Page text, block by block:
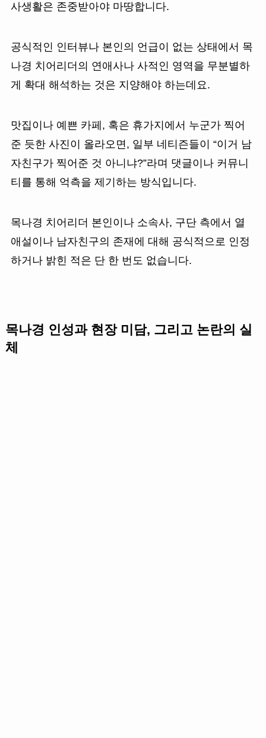
사생활은 존중받아야 마땅합니다.
공식적인 인터뷰나 본인의 언급이 없는 상태에서 목
나경 치어리더의 연애사나 사적인 영역을 무분별하
게 확대 해석하는 것은 지양해야 하는데요.
맛집이나 예쁜 카페, 혹은 휴가지에서 누군가 찍어
준 듯한 사진이 올라오면, 일부 네티즌들이 “이거 남
자친구가 찍어준 것 아니냐?”라며 댓글이나 커뮤니
티를 통해 억측을 제기하는 방식입니다.
목나경 치어리더 본인이나 소속사, 구단 측에서 열
애설이나 남자친구의 존재에 대해 공식적으로 인정
하거나 밝힌 적은 단 한 번도 없습니다.
목나경 인성과 현장 미담, 그리고 논란의 실
체